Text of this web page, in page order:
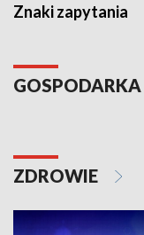
Znaki zapytania
GOSPODARKA
ZDROWIE